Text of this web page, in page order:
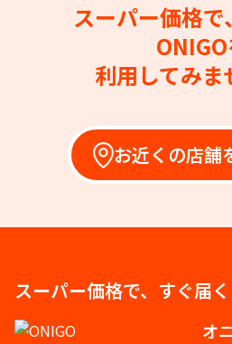
スーパー価格で
利用してみま
お近くの店舗
スーパー価格で、すぐ届く
オ